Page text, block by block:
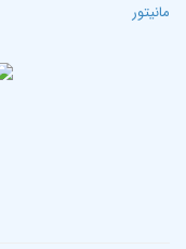
مانیتور